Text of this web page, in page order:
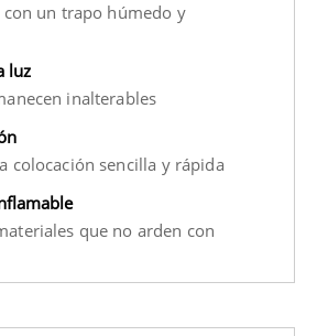
un trapo húmedo y
luz
inalterables
colocación sencilla y rápida
que no arden con